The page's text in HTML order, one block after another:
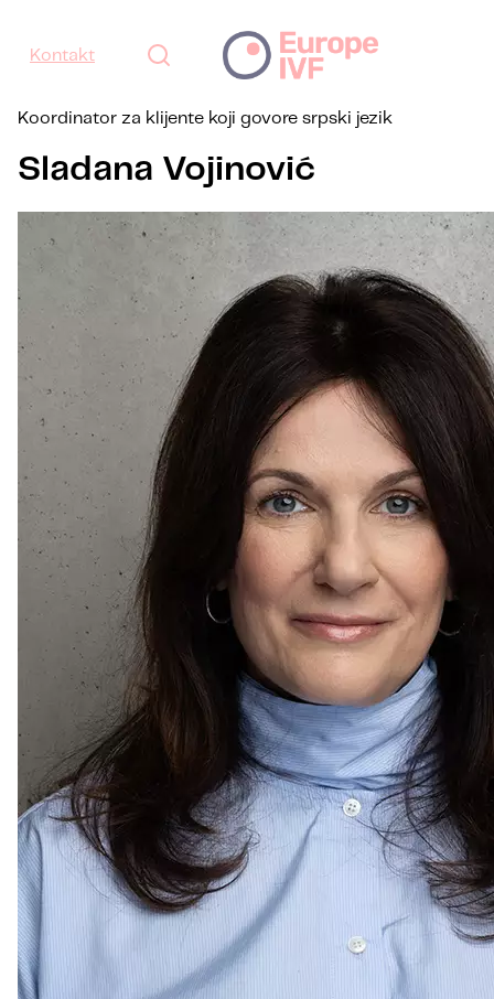
Kontakt
Koordinator za klijente koji govore srpski jezik
Sladana Vojinović